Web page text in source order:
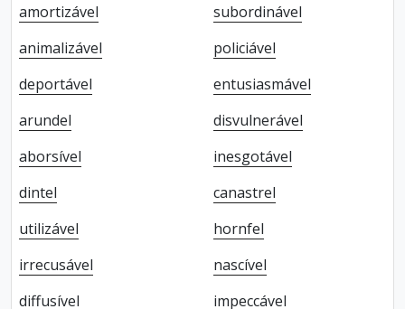
amortizável
subordinável
animalizável
policiável
deportável
entusiasmável
arundel
disvulnerável
aborsível
inesgotável
dintel
canastrel
utilizável
hornfel
irrecusável
nascível
diffusível
impeccável